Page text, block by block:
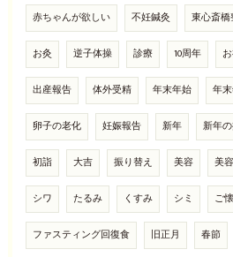
赤ちゃんが欲しい 不妊鍼灸 東心斎橋
お灸 逆子体操 診療 10周年
出産報告 体外受精 年末年始 年
卵子の老化 妊娠報告 新年 新年
初詣 大吉 振り替え 美容 美
シワ たるみ くすみ シミ ご
ファスティング回復食 旧正月 春節